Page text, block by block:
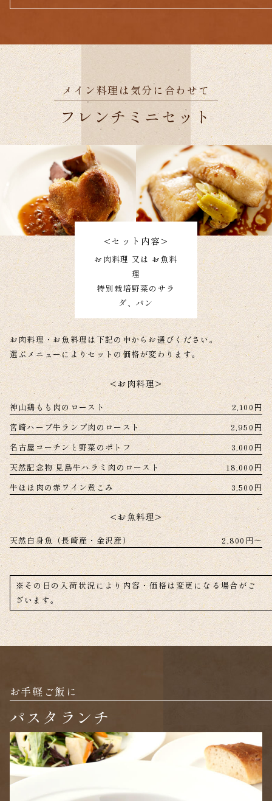
メイン料理は気分に合わせて
フレンチミニセット
<セット内容>
お肉料理 又は お魚料
理
特別栽培野菜のサラ
ダ、パン
お肉料理・お魚料理は下記の中からお選びください。
選ぶメニューによりセットの価格が変わります。
<お肉料理>
神山鶏もも肉のロースト
2,100円
宮崎ハーブ牛ランプ肉のロースト
2,950円
名古屋コーチンと野菜のポトフ
3,000円
天然記念物 見島牛ハラミ肉のロースト
18,000円
牛ほほ肉の赤ワイン煮こみ
3,500円
<お魚料理>
天然白身魚（長崎産・金沢産） 2,800円～
※その日の入荷状況により内容・価格は変更になる場合がご
ざいます。
お手軽ご飯に
パスタランチ